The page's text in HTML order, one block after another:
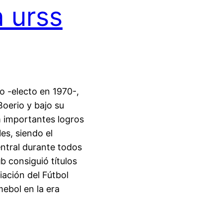
urss
-electo en 1970-,
y bajo su
importantes logros
siendo el
durante todos
consiguió títulos
del Fútbol
en la era